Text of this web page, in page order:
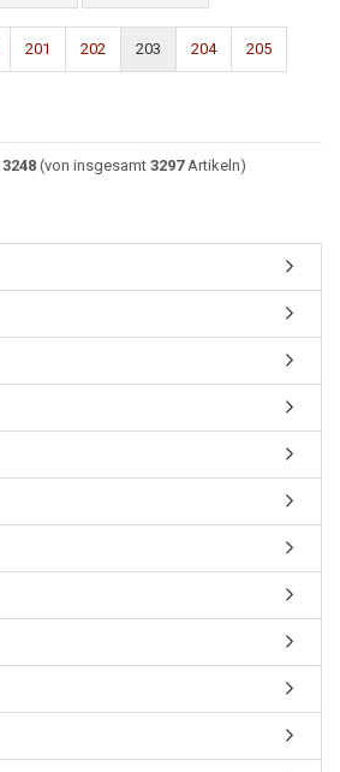
201 202 203 204 205
3248(von insgesamt 3297Artikeln)